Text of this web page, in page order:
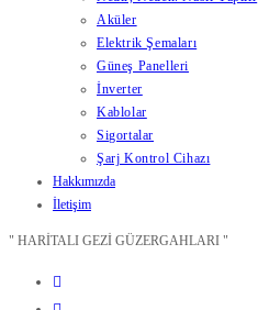
Aküler
Elektrik Şemaları
Güneş Panelleri
İnverter
Kablolar
Sigortalar
Şarj Kontrol Cihazı
Hakkımızda
İletişim
" HARİTALI GEZİ GÜZERGAHLARI "